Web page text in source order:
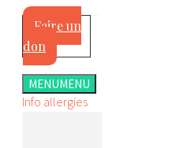
Faire un
don
MENUMENU
Info allergies